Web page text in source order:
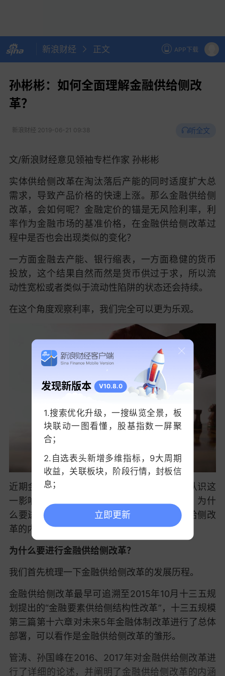
新浪财经 正文 APP下载
孙彬彬：如何全面理解金融供给侧改
革？
新浪财经 2019-06-21 09:38 听全文
文/新浪财经意见领袖专栏作家 孙彬彬
实体供给侧改革在淘汰落后产能的同时适度扩大总
需求，导致产品价格的快速上涨。那么金融供给侧
改革，会如何呢？金融定价的锚是无风险利率，利
率作为金融市场的基准价格，在金融供给侧改革过
程中是否也会出现类似的变化？
一方面金融去产能、银行缩表，一方面稳健的货币
投放，这个结果自然而然是货币供过于求，所以流
动性宽松或者类似于流动性陷阱的状态还会持续。
在这个角度观察利率，我们完全可以更为乐观。
近期金融供给侧改革加速推进，有必要全面认识这
一影响深远的改革。本文试图回答如下问题：为什
么要进行金融供给侧改革？如何理解金融供给侧改
革的内涵？金融供给侧改革有何影响？
为什么要进行金融供给侧改革？
我们首先梳理一下金融供给侧改革的发展历程。
金融供给侧改革最早可追溯至2015年10月十三五规
划提出的“金融要素供给侧结构性改革”，十三五规模
第三篇第十六章对未来5年金融体制改革进行了总体
部署，可以看作是金融供给侧改革的雏形。
管涛、孙国峰在2016、2017年对金融供给侧改革进
行了详细的论述，并阐明了金融供给侧改革的内涵
发现新版本 V10.8.0
1.搜索优化升级，一搜纵览全景，板
块联动一图看懂，股基指数一屏聚
合；
2.自选表头新增多维指标，9大周期
收益，关联板块，阶段行情，封板信
息；
3.中证指数支持查看历史分时；
立即更新